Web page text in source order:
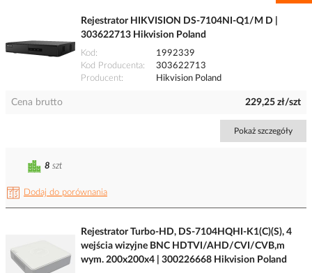
Rejestrator HIKVISION DS-7104NI-Q1/M D |
303622713 Hikvision Poland
Kod
1992339
Kod Producenta
303622713
Producent
Hikvision Poland
Cena brutto 229,25 zł/szt
Pokaż szczegóły
Dodaj do porównania
8 szt
Rejestrator Turbo-HD, DS-7104HQHI-K1(C)(S), 4
wejścia wizyjne BNC HDTVI/AHD/CVI/CVB,m
wym. 200x200x4 | 300226668 Hikvision Poland